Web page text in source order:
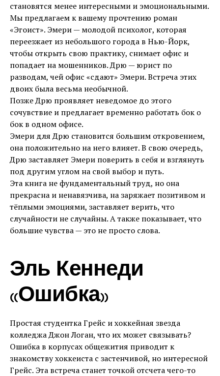
становятся менее интересными и эмоциональными.
Мы предлагаем к вашему прочтению роман
«Эгоист». Эмери — молодой психолог, которая
переезжает из небольшого города в Нью-Йорк,
чтобы открыть свою практику, снимает офис и
попадает на мошенников. Дрю — юрист по
разводам, чей офис «сдают» Эмери. Встреча этих
двоих была весьма необычной.
Позже Дрю проявляет неведомое до этого
сочувствие и предлагает временно работать бок о
бок в одном офисе.
Эмери для Дрю становится большим откровением,
она положительно на него влияет. В свою очередь,
Дрю заставляет Эмери поверить в себя и взглянуть
под другим углом на свой выбор и путь.
Эта книга не фундаментальный труд, но она
прекрасна и ненавязчива, на заряжает позитивом и
тёплыми эмоциями, заставляет верить, что
случайности не случайны. А также показывает, что
большие чувства — это не просто слова.
Эль Кеннеди
«Ошибка»
Простая студентка Грейс и хоккейная звезда
колледжа Джон Логан, что их может связывать?
Ошибка в корпусах общежития приводит к
знакомству хоккеиста с застенчивой, но интересной
Грейс. Эта встреча станет точкой отсчета чего-то